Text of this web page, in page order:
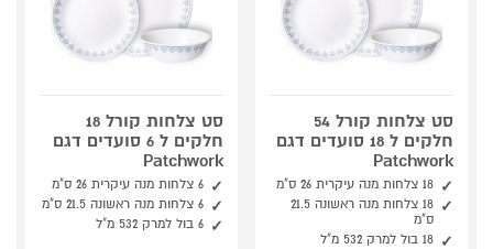
סט צלחות קורל 54
חלקים ל 18 סועדים דגם
Patchwork
18 צלחות מנה עיקרית 26 ס"מ
18 צלחות מנה ראשונה 21.5
ס"מ
18 בול למרק 532 מ"ל
סט צלחות קורל 18
חלקים ל 6 סועדים דגם
Patchwork
6 צלחות מנה עיקרית 26 ס"מ
6 צלחות מנה ראשונה 21.5 ס"מ
6 בול למרק 532 מ"ל